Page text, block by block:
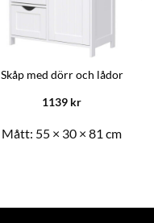
Skåp med dörr och lådor
1139 kr
Mått: 55 × 30 × 81 cm